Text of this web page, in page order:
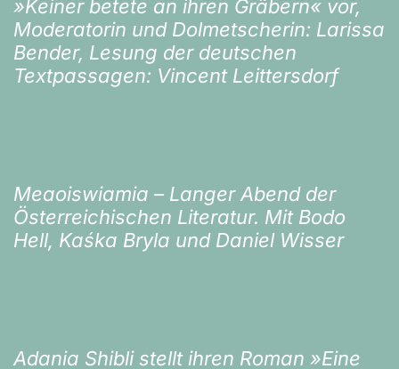
»Keiner betete an ihren Gräbern« vor,
Moderatorin und Dolmetscherin: Larissa
Bender, Lesung der deutschen
Textpassagen: Vincent Leittersdorf
Meaoiswiamia – Langer Abend der
Österreichischen Literatur. Mit Bodo
Hell, Kaśka Bryla und Daniel Wisser
Adania Shibli stellt ihren Roman »Eine